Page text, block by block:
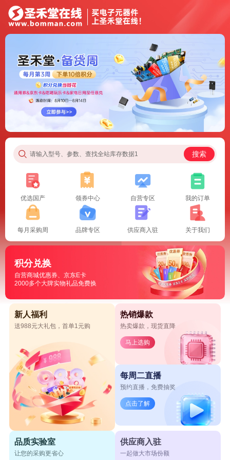
请输入型号、参数、查找全站库存数据1 搜索
优选国产 领券中心 自营专区 我的订单
每月采购周 品牌专区 供应商入驻 关于我们
积分兑换
自营商城优惠券、京东E卡
2000多个大牌实物礼品免费换
新人福利
送988元大礼包，首单1元购
热销爆款
热卖爆款，现货直降
马上选购
每周二直播
预约直播，免费抽奖
点击了解
品质实验室
让您的采购更省心
供应商入驻
一起做大市场份额